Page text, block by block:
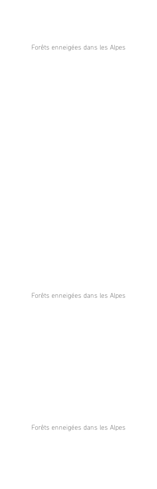
Forêts enneigées dans les Alpes
Forêts enneigées dans les Alpes
Forêts enneigées dans les Alpes